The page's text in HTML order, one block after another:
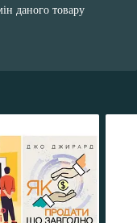
даного товару